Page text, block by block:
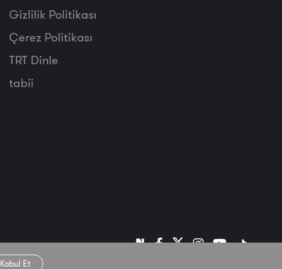
Kabul Et
Gizlilik Politikası
Çerez Politikası
TRT Dinle
tabii